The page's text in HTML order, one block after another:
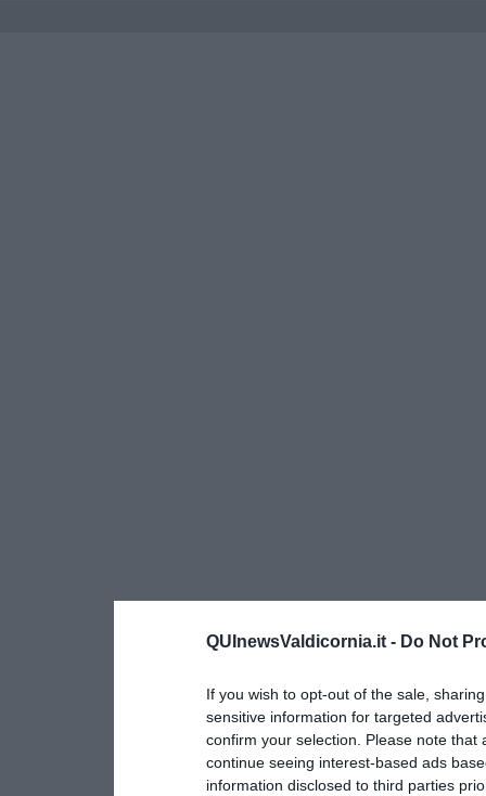
QUInewsValdicornia.it - Do Not
If you wish to opt-out of the sale,
sensitive information for targeted
confirm your selection. Please note
continue seeing interest-based ads
information disclosed to third parties